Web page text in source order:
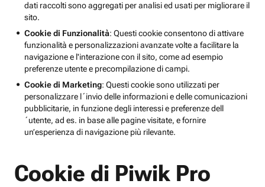
dati raccolti sono aggregati per analisi ed usati per migliorare il
sito.
Cookie di Funzionalità: Questi cookie consentono di attivare
funzionalità e personalizzazioni avanzate volte a facilitare la
navigazione e l'interazione con il sito, come ad esempio
preferenze utente e precompilazione di campi.
Cookie di Marketing: Questi cookie sono utilizzati per
personalizzare l´invio delle informazioni e delle comunicazioni
pubblicitarie, in funzione degli interessi e preferenze dell
´utente, ad es. in base alle pagine visitate, e fornire
un’esperienza di navigazione più rilevante.
Cookie di Piwik Pro